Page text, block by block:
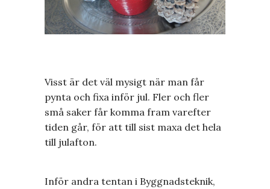
Visst är det väl mysigt när man får
pynta och fixa inför jul. Fler och fler
små saker får komma fram varefter
tiden går, för att till sist maxa det hela
till julafton.
Inför andra tentan i Byggnadsteknik,